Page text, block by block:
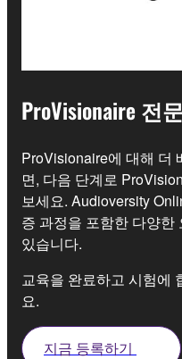
ProVisionaire 전
ProVisionaire에 대해 더
면, 다음 단계로
보세요. Audioversity
증 과정을 포함한 다양한
있습니다.
교육을 완료하고 시험에
요.
지금 등록하기